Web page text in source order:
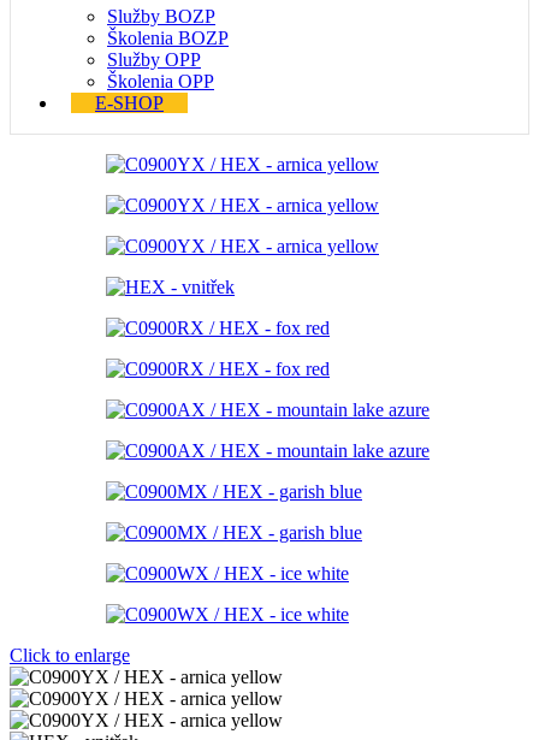
Služby BOZP
Školenia BOZP
Služby OPP
Školenia OPP
E-SHOP
Click to enlarge